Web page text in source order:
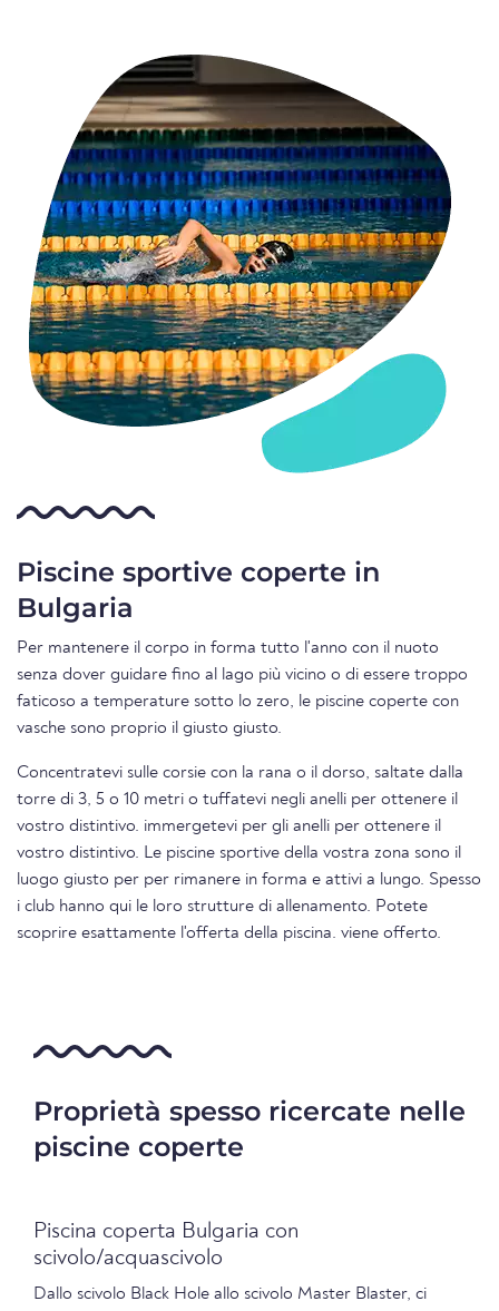
Piscine sportive coperte in
Bulgaria
Per mantenere il corpo in forma tutto l'anno con il nuoto
senza dover guidare fino al lago più vicino o di essere troppo
faticoso a temperature sotto lo zero, le piscine coperte con
vasche sono proprio il giusto giusto.
Concentratevi sulle corsie con la rana o il dorso, saltate dalla
torre di 3, 5 o 10 metri o tuffatevi negli anelli per ottenere il
vostro distintivo. immergetevi per gli anelli per ottenere il
vostro distintivo. Le piscine sportive della vostra zona sono il
luogo giusto per per rimanere in forma e attivi a lungo. Spesso
i club hanno qui le loro strutture di allenamento. Potete
scoprire esattamente l'offerta della piscina. viene offerto.
Proprietà spesso ricercate nelle
piscine coperte
Piscina coperta Bulgaria con
scivolo/acquascivolo
Dallo scivolo Black Hole allo scivolo Master Blaster, ci